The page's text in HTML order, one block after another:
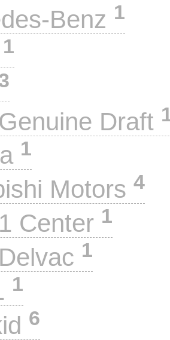
Benz 1
1
Draft
1
Motors 4
Center 1
1
1
6